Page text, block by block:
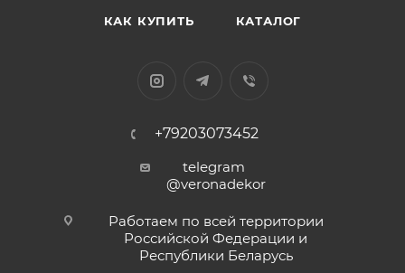
КАК КУПИТЬ КАТАЛОГ
+79203073452
telegram
@veronadekor
Работаем по всей территории
Российской Федерации и
Республики Беларусь